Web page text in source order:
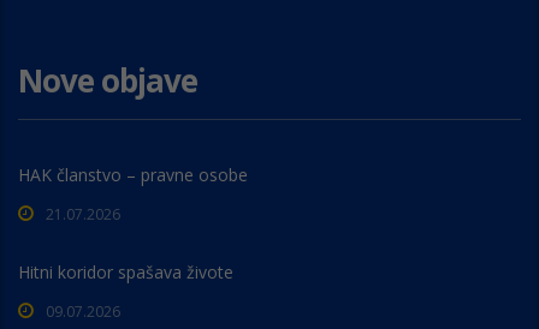
Nove objave
HAK članstvo – pravne osobe
21.07.2026
Hitni koridor spašava živote
09.07.2026